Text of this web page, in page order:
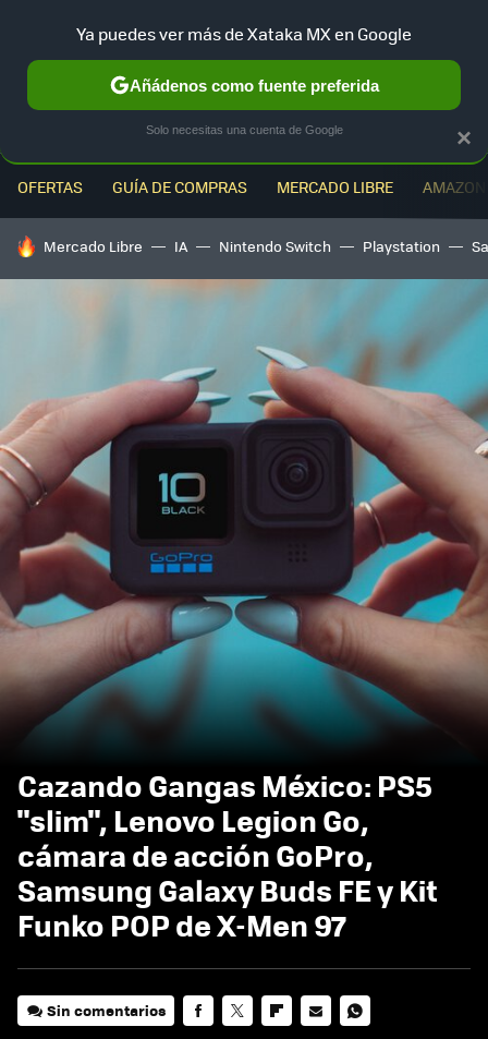
OFERTAS GUÍA DE COMPRAS MERCADO LIBRE
HOY SE HABLA DE
Mercado Libre IA Nintendo Switch Playstation
Cazando Gangas México: PS5
"slim", Lenovo Legion Go,
cámara de acción GoPro,
Samsung Galaxy Buds FE y Kit
Funko POP de X-Men 97
Sin comentarios
×
Ya puedes ver más de Xataka MX en Google
Añádenos como fuente preferida
Solo necesitas una cuenta de Google